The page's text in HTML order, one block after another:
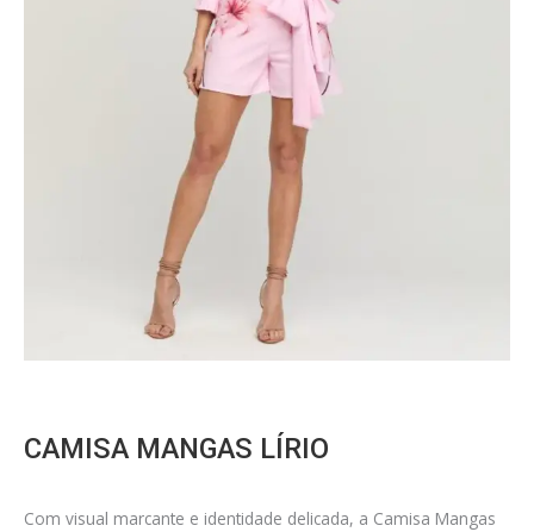
CAMISA MANGAS LÍRIO
Com visual marcante e identidade delicada, a Camisa Mangas